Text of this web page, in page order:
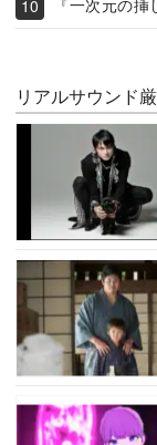
『一次元の
リアルサウンド